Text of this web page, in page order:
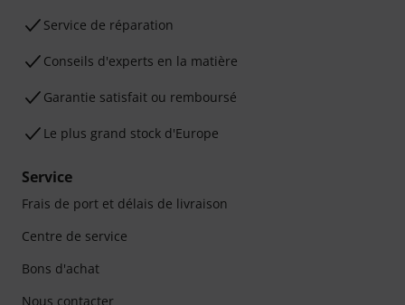
Service de réparation
Conseils d'experts en la matière
Garantie satisfait ou remboursé
Le plus grand stock d'Europe
Service
Frais de port et délais de livraison
Centre de service
Bons d'achat
Nous contacter